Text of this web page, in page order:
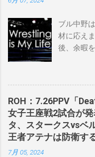
ブル中野
材に応え
後、余暇
ました。
の可能性
カーン社
2023年に
れました
文化の過
とができ
ROH：7.26PPV「
女子王座戦2試合が
タ、スタークスvsベ
王者アテナは防衛す
7月 05, 2024